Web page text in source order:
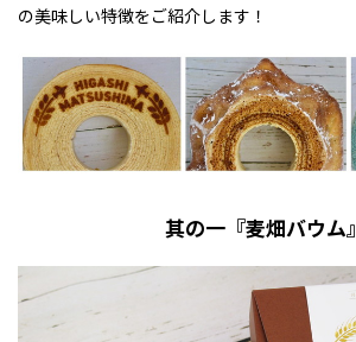
の美味しい特徴をご紹介します！
其の一『麦畑バウム』